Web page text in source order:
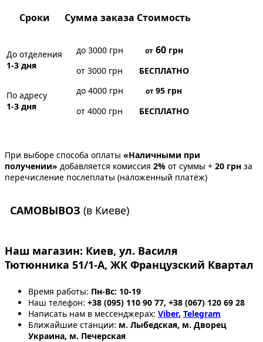
Сроки Сумма заказа Стоимость
До отделения
1-3 дня
до 3000 грн от60грн
от 3000 грн
БЕСПЛАТНО
По адресу
1-3 дня
до 4000 грн от95 грн
от 4000 грн
БЕСПЛАТНО
При выборе способа оплаты «Наличными при
получении» добавляется комиссия 2% от суммы + 20 грн за
перечисление послеплаты (наложенный платёж)
САМОВЫВОЗ (в Киеве)
Наш магазин: Киев, ул. Василя
Тютюнника 51/1-А, ЖК Французский Квартал
Время работы: Пн-Вс: 10-19
Наш телефон: +38 (095) 110 90 77, +38 (067) 120 69 28
Написать нам в мессенджерах: Viber, Telegram
Ближайшие станции: м. Лыбедская, м. Дворец
Украина, м. Печерская